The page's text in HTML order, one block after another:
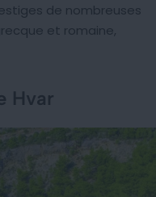
de nombreuses
et romaine,
Hvar